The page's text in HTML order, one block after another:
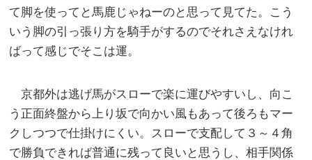
て脚を使ってと馬鹿じゃねーのと思って見てた。こう
いう脚の引っ張り方を騎手がするのでそれさえなけれ
ばって感じでそこは運。
京都外は逃げ馬がスローで楽に運びやすいし、向こ
う正面終盤から上り坂で向かい風もあって後ろもマー
クしつつで仕掛けにくい。スローで支配して３～４角
で勝負できれば普通に残って良いと思うし、相手関係